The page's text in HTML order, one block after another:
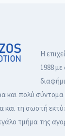
Η
1988 με
και πολύ
και τη σωστή
τμήμα της